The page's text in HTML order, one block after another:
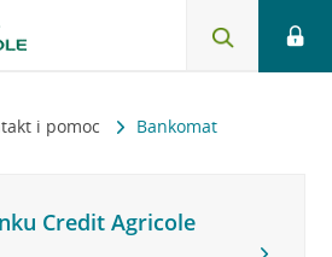
i pomoc Bankomat
Credit Agricole